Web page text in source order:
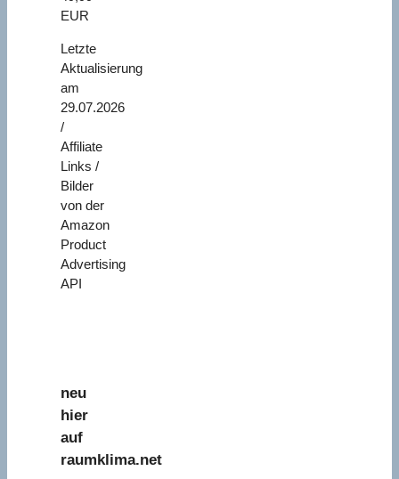
EUR
Letzte
Aktualisierung
am
29.07.2026
/
Affiliate
Links /
Bilder
von der
Amazon
Product
Advertising
API
neu
hier
auf
raumklima.net